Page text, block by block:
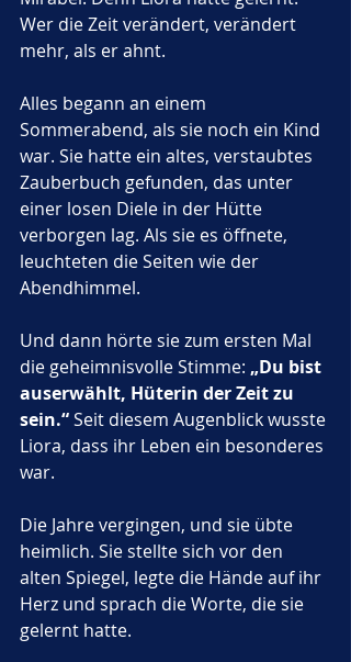
Wer die Zeit verändert, verändert
mehr, als er ahnt.
Alles begann an einem
Sommerabend, als sie noch ein Kind
war. Sie hatte ein altes, verstaubtes
Zauberbuch gefunden, das unter
einer losen Diele in der Hütte
verborgen lag. Als sie es öffnete,
leuchteten die Seiten wie der
Abendhimmel.
Und dann hörte sie zum ersten Mal
die geheimnisvolle Stimme: „Du bist
auserwählt, Hüterin der Zeit zu
sein.“ Seit diesem Augenblick wusste
Liora, dass ihr Leben ein besonderes
war.
Die Jahre vergingen, und sie übte
heimlich. Sie stellte sich vor den
alten Spiegel, legte die Hände auf ihr
Herz und sprach die Worte, die sie
gelernt hatte.